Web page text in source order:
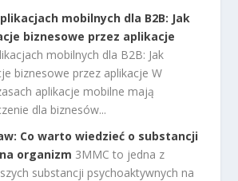
mobilnych dla B2B: Jak
biznesowe przez aplikacje
mobilnych dla B2B: Jak
biznesowe przez aplikacje W
aplikacje mobilne mają
dla biznesów...
Co warto wiedzieć o substancji
organizm 3MMC to jedna z
substancji psychoaktywnych na